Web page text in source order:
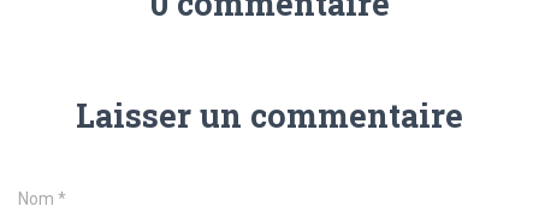
Laisser un commentaire
Nom *